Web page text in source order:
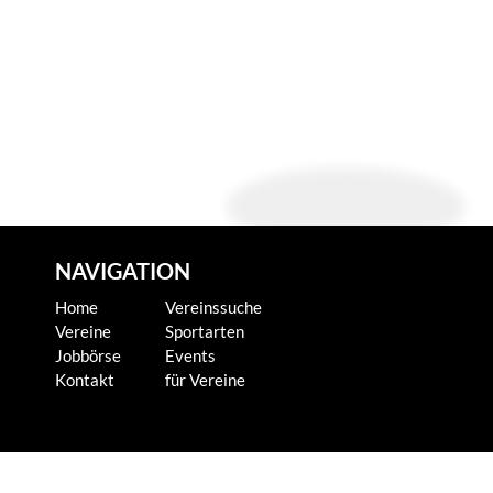
NAVIGATION
Home
Vereinssuche
Vereine
Sportarten
Jobbörse
Events
Kontakt
für Vereine